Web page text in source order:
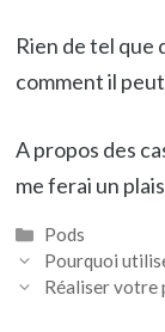
Rien de tel que
comment il
A propos des
me ferai un
Catégories
Pods
Post
navigation
Pourquoi
Réaliser votre